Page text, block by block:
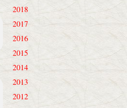
2018
2017
2016
2015
2014
2013
2012